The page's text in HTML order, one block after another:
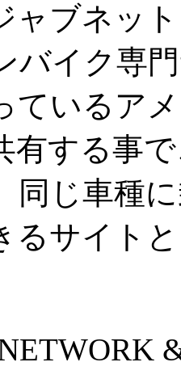
ャブネッ
バイク専
ているア
有する事
同じ車種
るサイト